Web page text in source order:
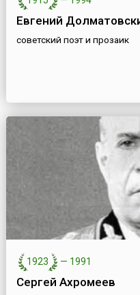
Евгений
советский поэт и прозаик
1923 — 1991
Сергей Ахромеев